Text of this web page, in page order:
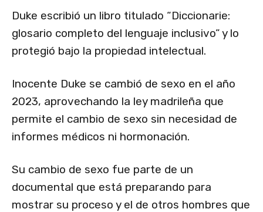
Duke escribió un libro titulado “Diccionarie:
glosario completo del lenguaje inclusivo” y lo
protegió bajo la propiedad intelectual.
Inocente Duke se cambió de sexo en el año
2023, aprovechando la ley madrileña que
permite el cambio de sexo sin necesidad de
informes médicos ni hormonación.
Su cambio de sexo fue parte de un
documental que está preparando para
mostrar su proceso y el de otros hombres que